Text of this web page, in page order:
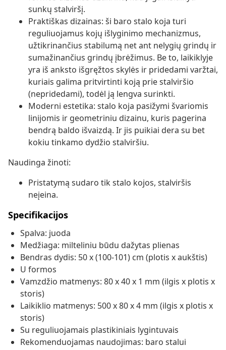
sunkų stalviršį.
Praktiškas dizainas: ši baro stalo koja turi
reguliuojamus kojų išlyginimo mechanizmus,
užtikrinančius stabilumą net ant nelygių grindų ir
sumažinančius grindų įbrėžimus. Be to, laikiklyje
yra iš anksto išgręžtos skylės ir pridedami varžtai,
kuriais galima pritvirtinti koją prie stalviršio
(nepridedami), todėl ją lengva surinkti.
Moderni estetika: stalo koja pasižymi švariomis
linijomis ir geometriniu dizainu, kuris pagerina
bendrą baldo išvaizdą. Ir jis puikiai dera su bet
kokiu tinkamo dydžio stalviršiu.
Naudinga žinoti:
Pristatymą sudaro tik stalo kojos, stalviršis
neįeina.
Specifikacijos
Spalva: juoda
Medžiaga: milteliniu būdu dažytas plienas
Bendras dydis: 50 x (100-101) cm (plotis x aukštis)
U formos
Vamzdžio matmenys: 80 x 40 x 1 mm (ilgis x plotis x
storis)
Laikiklio matmenys: 500 x 80 x 4 mm (ilgis x plotis x
storis)
Su reguliuojamais plastikiniais lygintuvais
Rekomenduojamas naudojimas: baro stalui